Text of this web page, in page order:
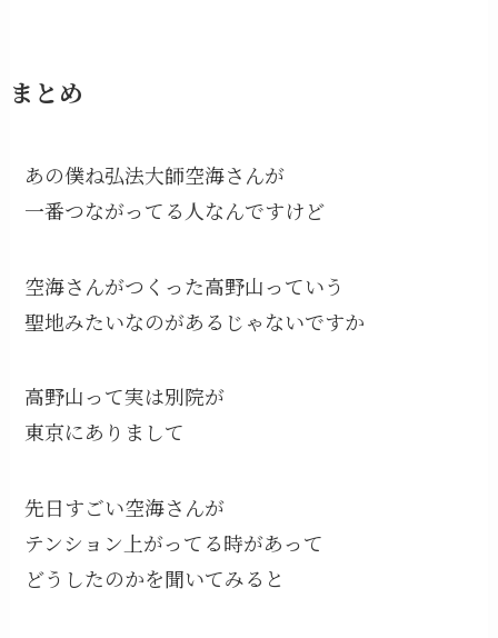
まとめ
あの僕ね弘法大師空海さんが
一番つながってる人なんですけど
空海さんがつくった高野山っていう
聖地みたいなのがあるじゃないですか
高野山って実は別院が
東京にありまして
先日すごい空海さんが
テンション上がってる時があって
どうしたのかを聞いてみると